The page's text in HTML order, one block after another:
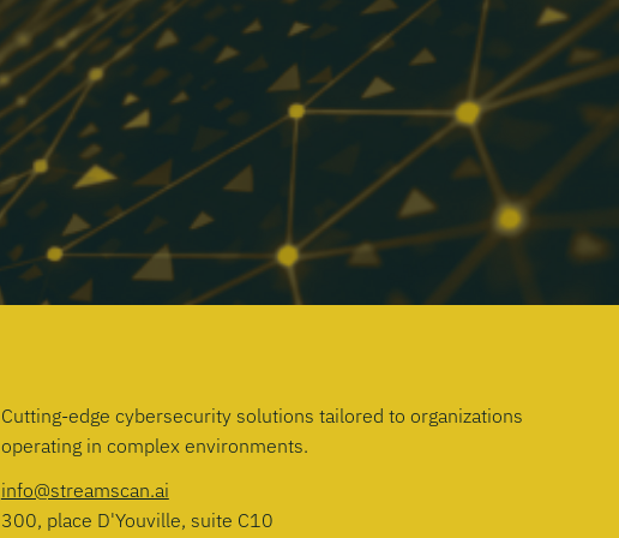
Cutting-edge cybersecurity solutions tailored to organizations
operating in complex environments.
info@streamscan.ai
300, place D'Youville, suite C10